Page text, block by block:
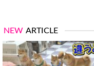
NEW ARTICLE